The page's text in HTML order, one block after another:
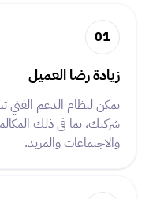
01
زيادة رضا العميل
يمكن لنظام الدعم الفني
شركتك، بما في ذلك
والاجتماعات والمزيد.